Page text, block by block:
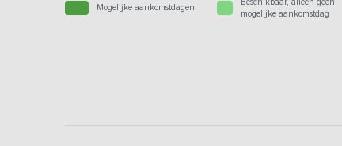
Mogelijke aankomstdagen
mogelijke aankomstdag